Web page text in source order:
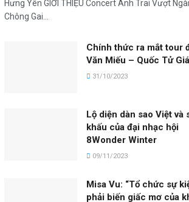
Hưng Yên GIỚI THIỆU Concert Anh Trai Vượt
Chông Gai...
Chính thức ra mắt tour
Văn Miếu – Quốc Tử
31/10/2023
Lộ diện dàn sao Việt và
khấu của đại nhạc hội
8Wonder Winter
09/11/2023
Misa Vu: “Tổ chức sự
phải biến giấc mơ của